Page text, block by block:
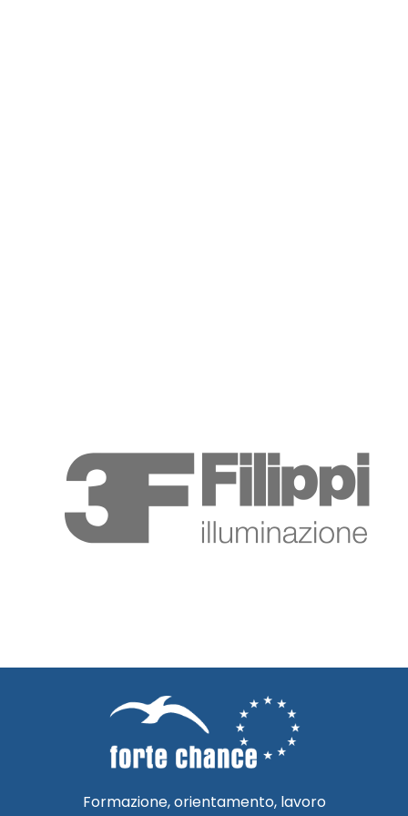
Formazione, orientamento, lavoro